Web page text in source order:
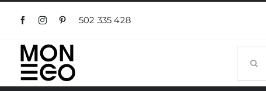
Przejdź
502 335 428